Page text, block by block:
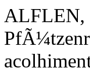
ALFLEN,